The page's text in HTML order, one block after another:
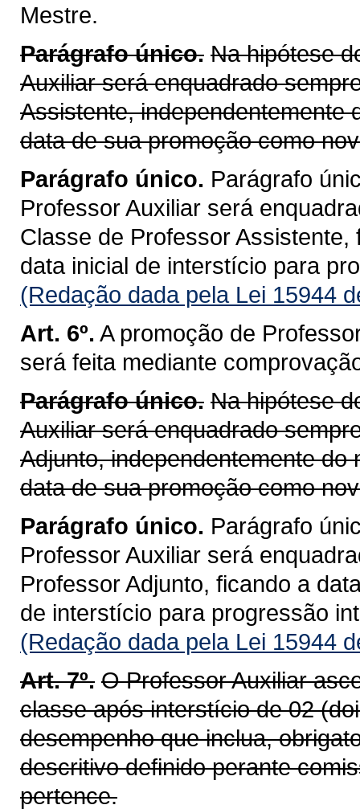
Mestre.
Parágrafo único. Na hipótese
Auxiliar será enquadrado
Assistente, independentemente
data de sua promoção como
Parágrafo único. Parágrafo
Professor Auxiliar será
Classe de Professor
data inicial de interstício para
(Redação dada pela Lei 15944
Art. 6º. A promoção de
será feita mediante
Parágrafo único. Na hipótese
Auxiliar será enquadrado
Adjunto, independentemente
data de sua promoção como
Parágrafo único. Parágrafo
Professor Auxiliar será
Professor Adjunto, ficando a
de interstício para progressão
(Redação dada pela Lei 15944
Art. 7º. O Professor Auxiliar
classe após interstício de 02
desempenho que inclua,
descritivo definido perante
pertence.